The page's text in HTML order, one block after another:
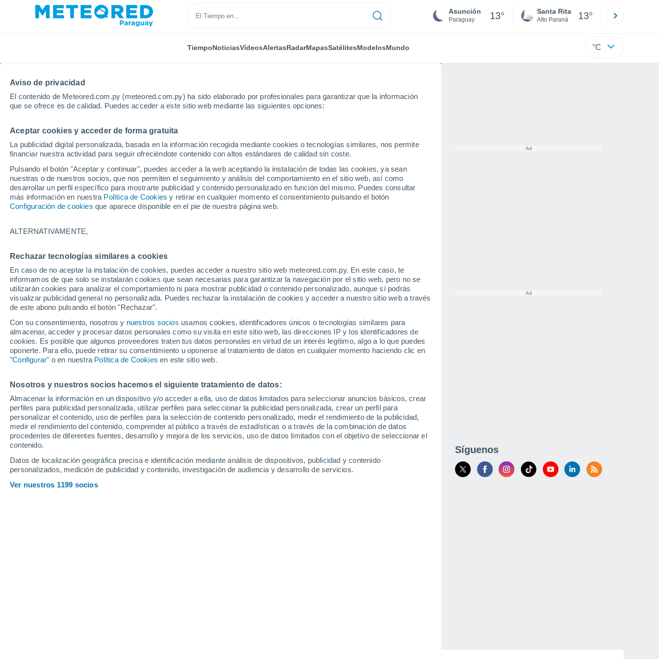
Aviso de privacidad
El contenido de Meteored.com.py (meteored.com.py) ha sido elaborado por profesionales para garantizar que la información
que se ofrece es de calidad. Puedes acceder a este sitio web mediante las siguientes opciones:
Aceptar cookies y acceder de forma gratuita
La publicidad digital personalizada, basada en la información recogida mediante cookies o tecnologías similares, nos permite
financiar nuestra actividad para seguir ofreciéndote contenido con altos estándares de calidad sin coste.
Pulsando el botón "Aceptar y continuar", puedes acceder a la web aceptando la instalación de todas las cookies, ya sean
nuestras o de nuestros socios, que nos permiten el seguimiento y análisis del comportamiento en el sitio web, así como
desarrollar un perfil específico para mostrarte publicidad y contenido personalizado en función del mismo. Puedes consultar
más información en nuestra Política de Cookies y retirar en cualquier momento el consentimiento pulsando el botón
Configuración de cookies que aparece disponible en el pie de nuestra página web.
ALTERNATIVAMENTE,
Rechazar tecnologías similares a cookies
En caso de no aceptar la instalación de cookies, puedes acceder a nuestro sitio web meteored.com.py. En este caso, te
informamos de que solo se instalarán cookies que sean necesarias para garantizar la navegación por el sitio web, pero no se
utilizarán cookies para analizar el comportamiento ni para mostrar publicidad o contenido personalizado, aunque sí podrás
visualizar publicidad general no personalizada. Puedes rechazar la instalación de cookies y acceder a nuestro sitio web a través
de este abono pulsando el botón "Rechazar".
Con su consentimiento, nosotros y nuestros socios usamos cookies, identificadores únicos o tecnologías similares para
almacenar, acceder y procesar datos personales como su visita en este sitio web, las direcciones IP y los identificadores de
cookies. Es posible que algunos proveedores traten tus datos personales en virtud de un interés legítimo, algo a lo que puedes
oponerte. Para ello, puede retirar su consentimiento u oponerse al tratamiento de datos en cualquier momento haciendo clic en
"Configurar" o en nuestra Política de Cookies en este sitio web.
Nosotros y nuestros socios hacemos el siguiente tratamiento de datos:
Almacenar la información en un dispositivo y/o acceder a ella, uso de datos limitados para seleccionar anuncios básicos, crear
perfiles para publicidad personalizada, utilizar perfiles para seleccionar la publicidad personalizada, crear un perfil para
personalizar el contenido, uso de perfiles para la selección de contenido personalizado, medir el rendimiento de la publicidad,
medir el rendimiento del contenido, comprender al público a través de estadísticas o a través de la combinación de datos
procedentes de diferentes fuentes, desarrollo y mejora de los servicios, uso de datos limitados con el objetivo de seleccionar el
contenido.
Datos de localización geográfica precisa e identificación mediante análisis de dispositivos, publicidad y contenido
personalizados, medición de publicidad y contenido, investigación de audiencia y desarrollo de servicios.
Ver nuestros 1199 socios
Asunción
Paraguay 13° Santa Rita
Alto Paraná 13°
TiempoNoticiasVídeosAlertasRadarMapasSatélitesModelosMundo °C
Inicio Brasil Rondonia
Tiempo en Rondonia
Hoy, 8 agosto Todo el día Símbolo
34°
24°
34°
24°
Calama
34°
23°
Maloca
36°
23°
Ariquemes
36°
24°
Boa Vista
Vale Do
Paraíso
36°
23°
Jaru
Marco
Rondon
31°
21°
Vilhena
Colorado
D'oeste
Cerejeiras
34°
Síguenos